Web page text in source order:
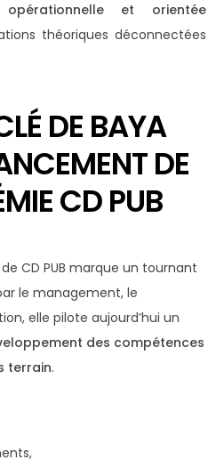
opérationnelle et orientée
théoriques déconnectées
DE BAYA
DE
CD PUB
CD PUB marque un tournant
le management, le
elle pilote aujourd’hui un
des compétences
terrain.